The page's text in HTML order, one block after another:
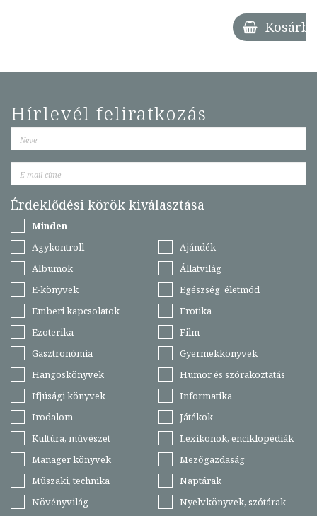
Kosárba
Hírlevél feliratkozás
Érdeklődési körök kiválasztása
Minden
Agykontroll
Ajándék
Albumok
Állatvilág
E-könyvek
Egészség, életmód
Emberi kapcsolatok
Erotika
Ezoterika
Film
Gasztronómia
Gyermekkönyvek
Hangoskönyvek
Humor és szórakoztatás
Ifjúsági könyvek
Informatika
Irodalom
Játékok
Kultúra, művészet
Lexikonok, enciklopédiák
Manager könyvek
Mezőgazdaság
Műszaki, technika
Naptárak
Növényvilág
Nyelvkönyvek, szótárak